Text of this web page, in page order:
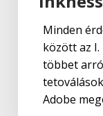
Minden
között az
többet
Adobe